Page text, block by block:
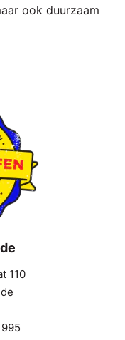
ook duurzaam
110